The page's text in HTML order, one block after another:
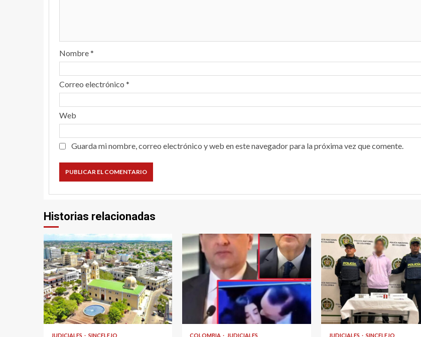
Nombre*
Correo electrónico *
Web
Guarda mi nombre, correo electrónico y web en este navegador para la próxima vez que comente.
Historias relacionadas
2 min read
JUDICIALES SINCELEJO
2 min read
COLOMBIA JUDICIALES
1 min read
JUDICIALES SINCELEJO